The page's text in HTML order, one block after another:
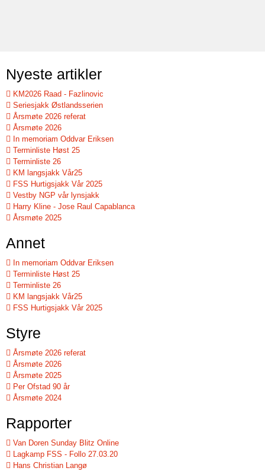
Nyeste artikler
KM2026 Raad - Fazlinovic
Seriesjakk Østlandsserien
Årsmøte 2026 referat
Årsmøte 2026
In memoriam Oddvar Eriksen
Terminliste Høst 25
Terminliste 26
KM langsjakk Vår25
FSS Hurtigsjakk Vår 2025
Vestby NGP vår lynsjakk
Harry Kline - Jose Raul Capablanca
Årsmøte 2025
Annet
In memoriam Oddvar Eriksen
Terminliste Høst 25
Terminliste 26
KM langsjakk Vår25
FSS Hurtigsjakk Vår 2025
Styre
Årsmøte 2026 referat
Årsmøte 2026
Årsmøte 2025
Per Ofstad 90 år
Årsmøte 2024
Rapporter
Van Doren Sunday Blitz Online
Lagkamp FSS - Follo 27.03.20
Hans Christian Langø